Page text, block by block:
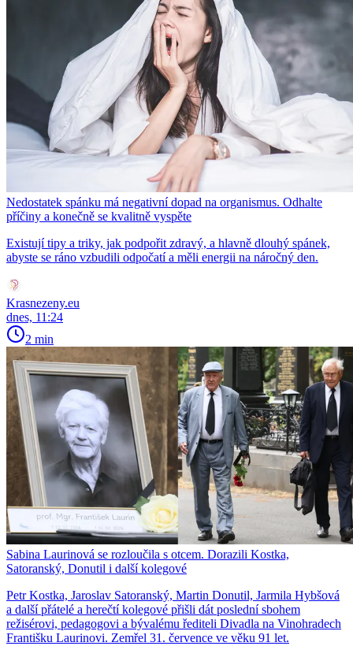
Nedostatek spánku má negativní dopad na organismus. Odhalte
příčiny a konečně se kvalitně vyspěte
Existují tipy a triky, jak podpořit zdravý, a hlavně dlouhý spánek,
abyste se ráno vzbudili odpočatí a měli energii na náročný den.
Krasnezeny.eu
dnes, 11:24
2 min
Sabina Laurinová se rozloučila s otcem. Dorazili Kostka,
Satoranský, Donutil i další kolegové
Petr Kostka, Jaroslav Satoranský, Martin Donutil, Jarmila Hybšová
a další přátelé a herečtí kolegové přišli dát poslední sbohem
režisérovi, pedagogovi a bývalému řediteli Divadla na Vinohradech
Františku Laurinovi. Zemřel 31. července ve věku 91 let.